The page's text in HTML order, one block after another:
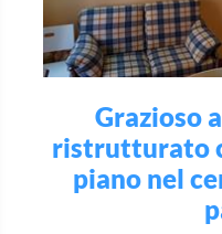
Grazioso
ristrutturato
piano nel